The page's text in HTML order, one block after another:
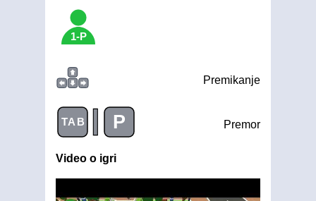
1-P
Premikanje
TAB | P Premor
Video o igri